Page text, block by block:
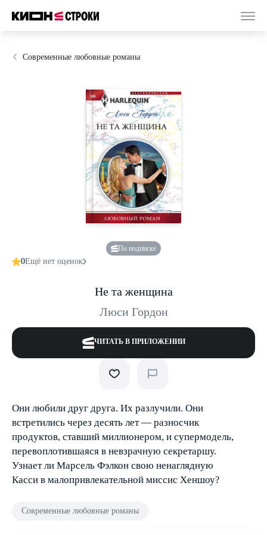
Современные любовные романы
По подписке
0Ещё нет оценок
Не та женщина
Люси Гордон
ЧИТАТЬ В ПРИЛОЖЕНИИ
Они любили друг друга. Их разлучили. Они
встретились через десять лет — разносчик
продуктов, ставший миллионером, и супермодель,
перевоплотившаяся в невзрачную секретаршу.
Узнает ли Марсель Фэлкон свою ненаглядную
Касси в малопривлекательной миссис Хеншоу?
Современные любовные романы